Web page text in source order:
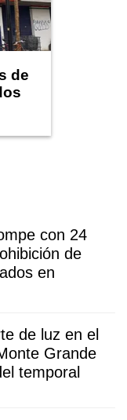
de
con 24
de
en
de luz en el
Grande
temporal